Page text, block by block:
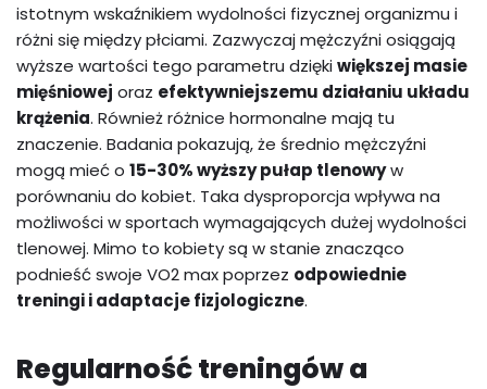
istotnym wskaźnikiem wydolności fizycznej organizmu i
różni się między płciami. Zazwyczaj mężczyźni osiągają
wyższe wartości tego parametru dziękiwiększej masie
mięśniowej oraz efektywniejszemu działaniu układu
krążenia. Również różnice hormonalne mają tu
znaczenie. Badania pokazują, że średnio mężczyźni
mogą mieć o 15-30% wyższy pułap tlenowyw
porównaniu do kobiet. Taka dysproporcja wpływa na
możliwości w sportach wymagających dużej wydolności
tlenowej. Mimo to kobiety są w stanie znacząco
podnieść swoje VO2 max poprzez odpowiednie
treningi i adaptacje fizjologiczne.
Regularność treningów a